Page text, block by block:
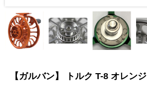
【ガルバン】 トルク T-8 オレンジ